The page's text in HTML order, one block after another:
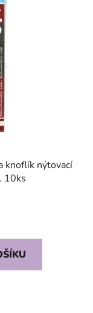
knoflík nýtovací
10ks